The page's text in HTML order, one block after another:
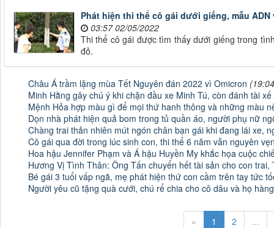
Phát hiện thi thể cô gái dưới giếng, mẫu
03:57 02/05/2022
Thi thể cô gái được tìm thấy dưới giếng trong
đỏ.
Châu Á trầm lặng mùa Tết Nguyên đán 2022 vì Omicron
Minh Hằng gây chú ý khi chặn đầu xe Minh Tú, còn đánh tài
Mệnh Hỏa hợp màu gì để mọi thứ hanh thông và những màu
Dọn nhà phát hiện quả bom trong tủ quần áo, người phụ nữ
Chàng trai thản nhiên mút ngón chân bạn gái khi đang lái xe,
Cô gái qua đời trong lúc sinh con, thi thể 6 năm vẫn nguyên
Hoa hậu Jennifer Phạm và Á hậu Huyền My khắc họa cuộc
Hương Vị Tình Thân: Ông Tấn chuyển hết tài sản cho con
Bé gái 3 tuổi vấp ngã, mẹ phát hiện thứ con cầm trên tay tức
Người yêu cũ tặng quà cưới, chú rể chia cho cô dâu và họ
« 1 2 ...